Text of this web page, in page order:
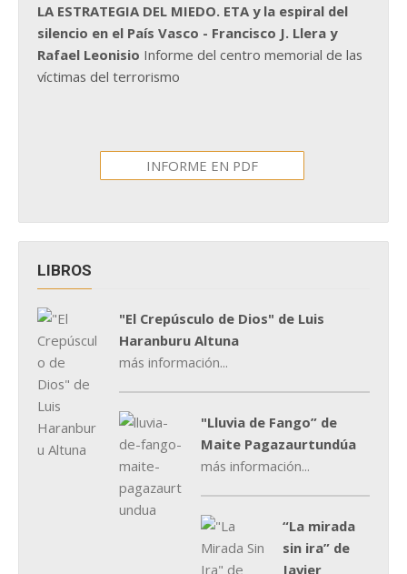
LA ESTRATEGIA DEL MIEDO. ETA y la espiral del
silencio en el País Vasco - Francisco J. Llera y
Rafael Leonisio Informe del centro memorial de las
víctimas del terrorismo
INFORME EN PDF
LIBROS
"El Crepúsculo de Dios" de Luis
Haranburu Altuna
más información...
"Lluvia de Fango” de
Maite Pagazaurtundúa
más información...
“La mirada
sin ira” de
Javier